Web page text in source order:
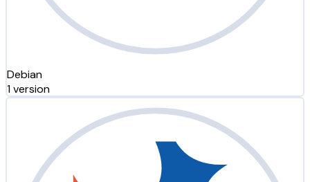
Debian
1 version